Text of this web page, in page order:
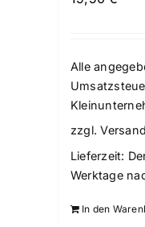
Alle
zzgl.
Lieferzeit:
Werktage
In den